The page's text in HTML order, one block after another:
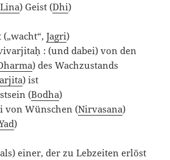
Lina) Geist (Dhi)
(„wacht“,Jagri)
: (und dabei) von den
) des Wachzustands
) ist
(Bodha)
von Wünschen (Nirvasana)
)
einer, der zu Lebzeiten erlöst